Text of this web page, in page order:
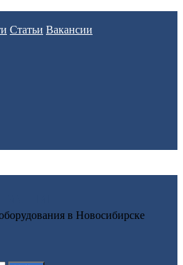
Статьи Вакансии
в Новосибирске